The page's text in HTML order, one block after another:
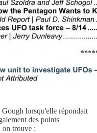
lorsqu'elle répondait
des points
on trouve :